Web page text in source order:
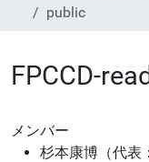
public
FPCCD-
メンバー
杉本康博（代表